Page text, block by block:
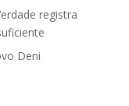
registra
Deni